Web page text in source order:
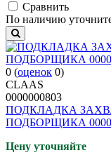
Cравнить
По наличию
0 (оценок 0)
CLAAS
0000000803
ПОДКЛАДКА
ПОДБОРЩИКА
Цену уточняйте